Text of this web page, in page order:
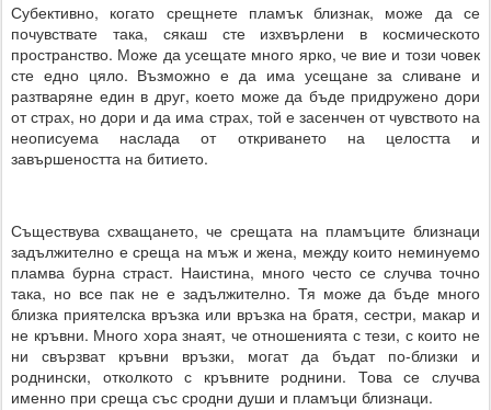
Субективно, когато срещнете пламък близнак, може да се
почувствате така, сякаш сте изхвърлени в космическото
пространство. Може да усещате много ярко, че вие и този човек
сте едно цяло. Възможно е да има усещане за сливане и
разтваряне един в друг, което може да бъде придружено дори
от страх, но дори и да има страх, той е засенчен от чувството на
неописуема наслада от откриването на целостта и
завършеността на битието.
Съществува схващането, че срещата на пламъците близнаци
задължително е среща на мъж и жена, между които неминуемо
пламва бурна страст. Наистина, много често се случва точно
така, но все пак не е задължително. Тя може да бъде много
близка приятелска връзка или връзка на братя, сестри, макар и
не кръвни. Много хора знаят, че отношенията с тези, с които не
ни свързват кръвни връзки, могат да бъдат по-близки и
роднински, отколкото с кръвните роднини. Това се случва
именно при среща със сродни души и пламъци близнаци.